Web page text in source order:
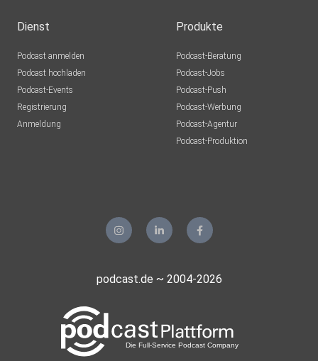
Dienst
Podcast anmelden
Podcast hochladen
Podcast-Events
Registrierung
Anmeldung
Produkte
Podcast-Beratung
Podcast-Jobs
Podcast-Push
Podcast-Werbung
Podcast-Agentur
Podcast-Produktion
podcast.de ~ 2004-2026